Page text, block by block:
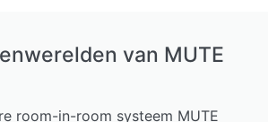
van MUTE
room-in-room systeem MUTE